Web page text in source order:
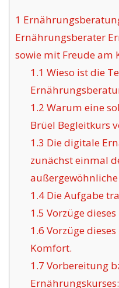
1
Ernährungsberater
sowie mit Freude am
1.1 Wieso ist die
1.2 Warum eine
Brüel Begleitkurs
1.3 Die digitale
zunächst einmal
1.4Die Aufgabe
1.5 Vorzüge
1.6 Vorzüge
Komfort.
1.7 Vorbereitung
Ernährungskurses: